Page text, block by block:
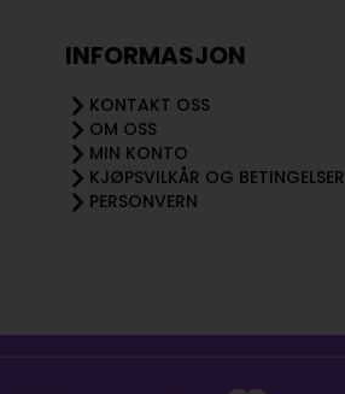
INFORMASJON
KONTAKT OSS
OM OSS
MIN KONTO
KJØPSVILKÅR OG BETINGELSER
PERSONVERN